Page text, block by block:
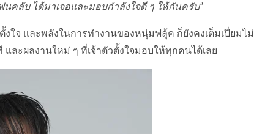
คลับ ได้มาเจอและมอบกำลังใจดี ๆ ให้กันครับ"
ใจ และพลังในการทำงานของหนุ่มฟลุ้ค ก็ยังคงเต็มเปี่ยมไม่
ละผลงานใหม่ ๆ ที่เจ้าตัวตั้งใจมอบให้ทุกคนได้เลย